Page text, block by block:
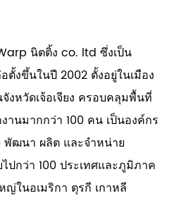
นิตติ้ง co. ltd ซึ่งเป็น
ตั้งขึ้นในปี 2002 ตั้งอยู่ในเมือง
งหวัดเจ้อเจียง ครอบคลุมพื้นที่
านมากกว่า 100 คน เป็นองค์กร
พัฒนา ผลิต และจำหน่าย
ปกว่า 100 ประเทศและภูมิภาค
ในอเมริกา ตุรกี เกาหลี